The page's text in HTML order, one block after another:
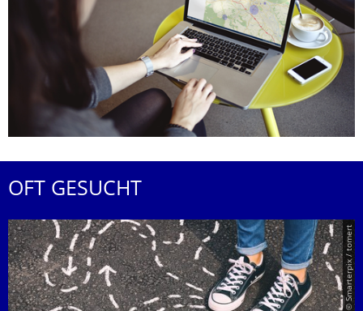
OFT GESUCHT
© Smarterpix / tomert